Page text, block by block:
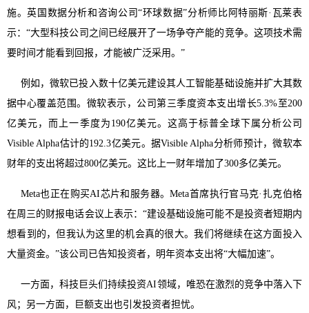
施。英国数据分析和咨询公司“环球数据”分析师比阿特丽斯·瓦莱表
示：“大型科技公司之间已经展开了一场争夺产能的竞争。这项技术需
要时间才能看到回报，才能被广泛采用。”
例如，微软已投入数十亿美元建设其人工智能基础设施并扩大其数
据中心覆盖范围。微软表示，公司第三季度资本支出增长5.3%至200
亿美元，而上一季度为190亿美元。这高于标普全球下属分析公司
Visible Alpha估计的192.3亿美元。据Visible Alpha分析师预计，微软本
财年的支出将超过800亿美元。这比上一财年增加了300多亿美元。
Meta也正在购买AI芯片和服务器。Meta首席执行官马克·扎克伯格
在周三的财报电话会议上表示：“建设基础设施可能不是投资者短期内
想看到的，但我认为这里的机会真的很大。我们将继续在这方面投入
大量资金。”该公司已告知投资者，明年资本支出将“大幅加速”。
一方面，科技巨头们持续投资AI领域，唯恐在激烈的竞争中落入下
风；另一方面，巨额支出也引发投资者担忧。